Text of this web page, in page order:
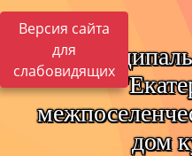
Версия сайта
для
слабовидящих
дом